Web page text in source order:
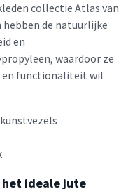
collectie Atlas van
hebben de natuurlijke
en
waardoor ze
en functionaliteit wil
het ideale jute